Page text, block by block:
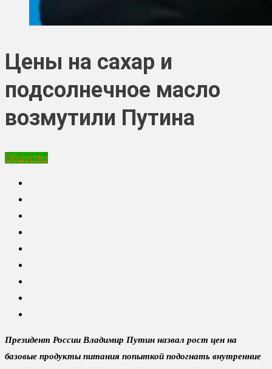
Цены на сахар и
подсолнечное масло
возмутили Путина
Общество
Президент России Владимир Путин назвал рост цен на
базовые продукты питания попыткой подогнать внутренние